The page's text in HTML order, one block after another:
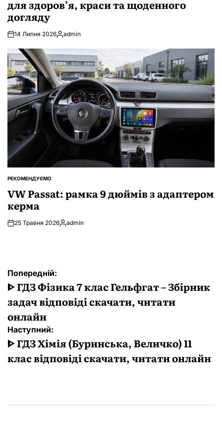
для здоров’я, краси та щоденного
догляду
14 Липня 2026Опубліковано
admin
ОПУБЛІКУВАТИ
РЕКОМЕНДУЄМО
VW Passat: рамка 9 дюймів з адаптером
керма
25 Травня 2026Опубліковано
admin
Навігація
записів
Попередній:
ᐈ ГДЗ Фізика 7 клас Гельфгат – Збірник
задач відповіді скачати, читати
онлайн
Наступний:
ᐈ ГДЗ Хімія (Буринська, Величко) 11
клас відповіді скачати, читати онлайн